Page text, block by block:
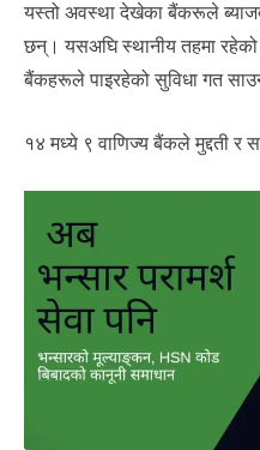
यस्तो अवस्था देखेका बैंकरूले
छन्। यसअघि स्थानीय तहमा रहेको
बैंकहरूले पाइरहेको सुविधा गत
१४ मध्ये ९ वाणिज्य बैंकले मुद्दती र